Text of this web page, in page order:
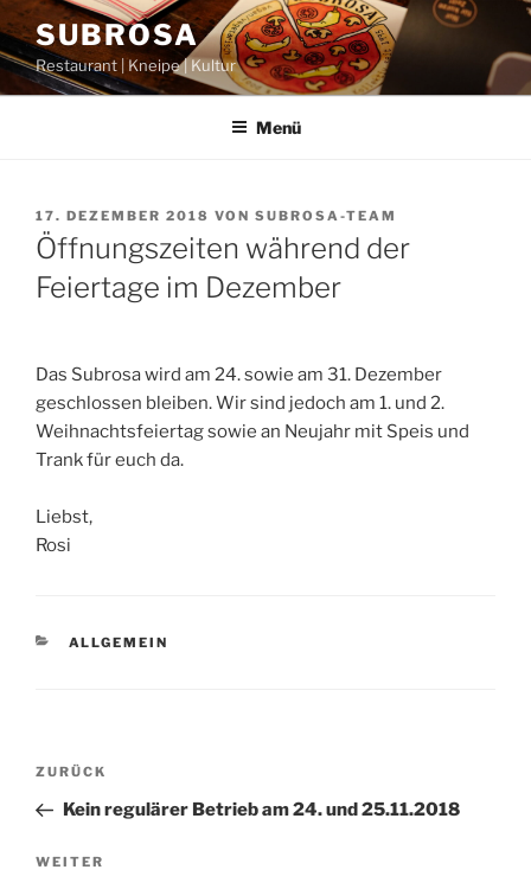
Zum
Inhalt
springen
SUBROSA
Restaurant | Kneipe | Kultur
Menü
VERÖFFENTLICHT
AM
17. DEZEMBER 2018 VON SUBROSA-TEAM
Öffnungszeiten während der
Feiertage im Dezember
Das Subrosa wird am 24. sowie am 31. Dezember
geschlossen bleiben. Wir sind jedoch am 1. und 2.
Weihnachtsfeiertag sowie an Neujahr mit Speis und
Trank für euch da.
Liebst,
Rosi
KATEGORIEN
ALLGEMEIN
Beitragsnavigation
Vorheriger
Beitrag
ZURÜCK
Kein regulärer Betrieb am 24. und 25.11.2018
Nächster
WEITER